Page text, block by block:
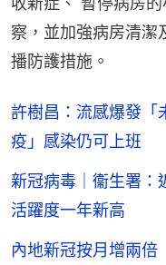
察，並加強病房清潔
播防護措施。
許樹昌：流感爆發
疫」感染仍可上班
新冠病毒｜衞生署
活躍度一年新高
內地新冠按月增兩